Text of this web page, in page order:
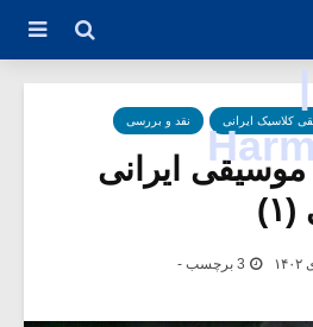
کلاسیک ایرانی نقد و بررسی
موسیقی ایرانی
3 برچسب -